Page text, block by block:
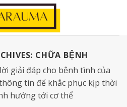
CHỮA BỆNH
giải đáp cho bệnh tình của
tin để khắc phục kịp thời
hưởng tới cơ thể